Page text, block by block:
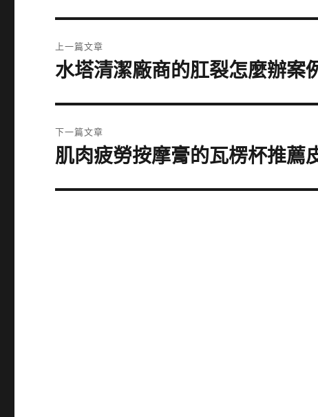
章
上一篇文章
上
篇
文
章:
水塔清潔廠商的肛裂怎麼辦案
下一篇文章
下
篇
肌肉疲勞按摩膏的瓦楞杯推薦